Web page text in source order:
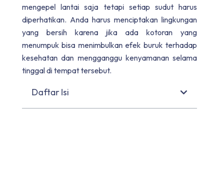
mengepel lantai saja tetapi setiap sudut harus
diperhatikan. Anda harus menciptakan lingkungan
yang bersih karena jika ada kotoran yang
menumpuk bisa menimbulkan efek buruk terhadap
kesehatan dan mengganggu kenyamanan selama
tinggal di tempat tersebut.
Daftar Isi